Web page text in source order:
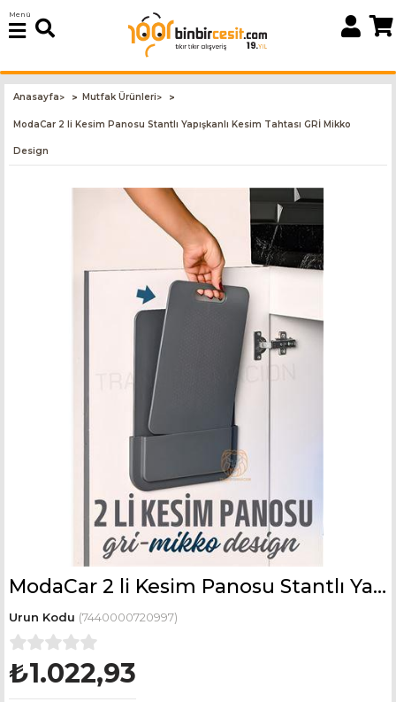
Menü
Anasayfa> Mutfak Ürünleri>
ModaCar 2 li Kesim Panosu Stantlı Yapışkanlı Kesim Tahtası GRİ Mikko
Design
ModaCar 2 li Kesim Panosu Stantlı Yapışkanlı Kesim Tahtası GRİ Mikko Design
(7440000720997)
₺1.022,93